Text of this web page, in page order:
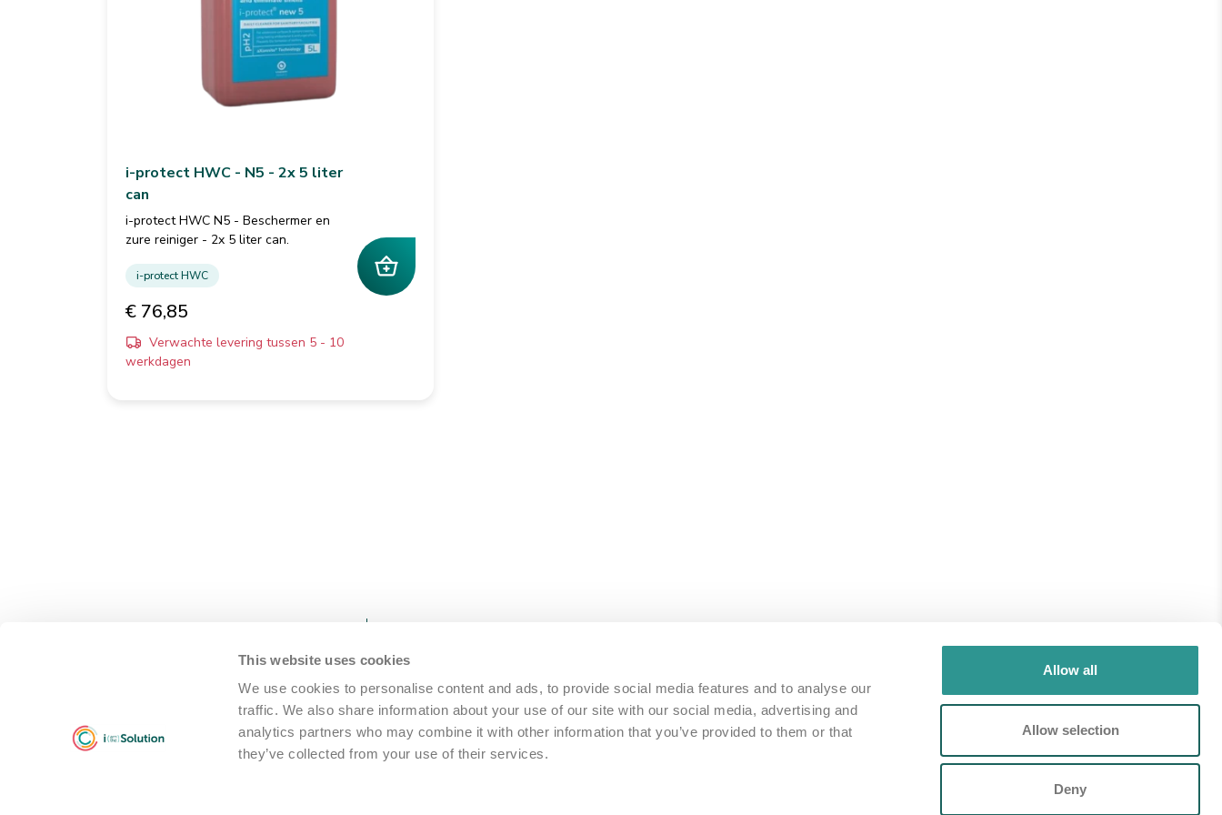
This website uses cookies
We use cookies to personalise content and ads, to provide social media features and to analyse our
traffic. We also share information about your use of our site with our social media, advertising and
analytics partners who may combine it with other information that you’ve provided to them or that
they’ve collected from your use of their services.
Allow all
Allow selection
Deny
i-protect HWC - N5 - 2x 5 liter
can
i-protect HWC N5 - Beschermer en
zure reiniger - 2x 5 liter can.
i-protect HWC
€ 76,85
Verwachte levering tussen 5 - 10
werkdagen
We are i Solution; your
Hoppenkuil 27B
5626 DD, Eindhoven
Webshop
Inloggen